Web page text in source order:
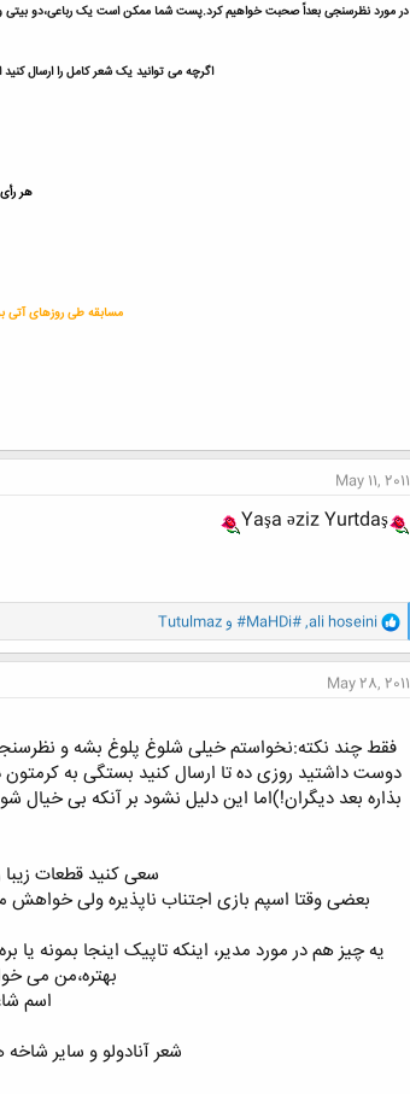
در مورد نظرسنجی بعداً صحبت خواهیم کرد.پست شما ممکن است یک رباعی،دو بیتی و
اگرچه می توانید یک شعر کامل را ارسال
هر
مسابقه طی روزهای آتی
May 11, 2011
Yaşa əziz Yurtdaş
و
ا
ک
ن
ش
:
ali hoseini
,
#MaHDi# وTutulmaz
May 28, 2011
فقط چند نکته:نخواستم خیلی شلوغ پلوغ بشه و
دوست داشتید روزی ده تا ارسال کنید بستگی به
سعی کنید قطعات زیبا
بعضی وقتا اسپم بازی اجتناب ناپذیره ولی
یه چیز هم در مورد مدیر، اینکه تاپیک اینجا بمونه
بهتره،من می
اسم
شعر آنادولو و سایر